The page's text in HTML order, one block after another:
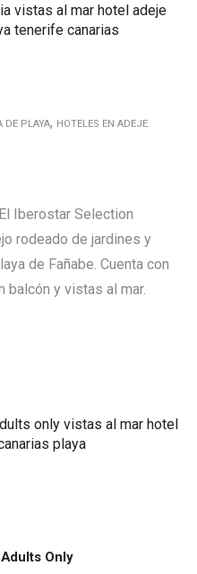
DE PLAYA, HOTELES EN ADEJE
Iberostar Selection
rodeado de jardines y
de Fañabe. Cuenta con
balcón y vistas al mar.
Only